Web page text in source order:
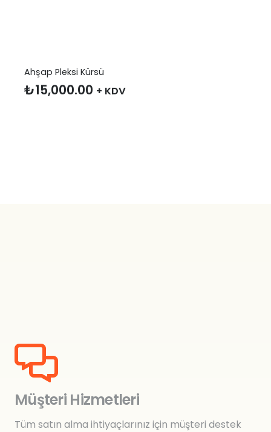
Ahşap Pleksi Kürsü
₺15,000.00 + KDV
Müşteri Hizmetleri
Tüm satın alma ihtiyaçlarınız için müşteri destek